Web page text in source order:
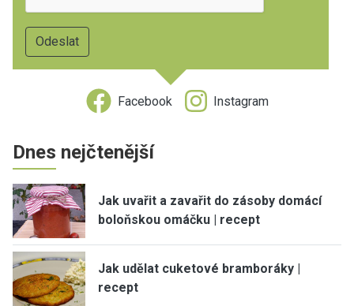
Facebook Instagram
Dnes nejčtenější
Jak uvařit a zavařit do zásoby domácí
boloňskou omáčku | recept
Jak udělat cuketové bramboráky |
recept